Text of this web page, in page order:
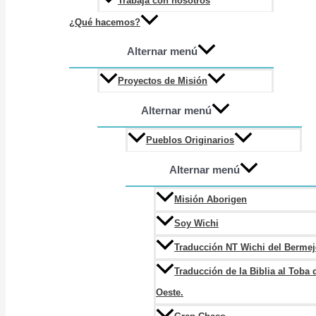
¿Qué hacemos?
Alternar menú
Proyectos de Misión
Alternar menú
Pueblos Originarios
Alternar menú
Misión Aborigen
Soy Wichi
Traducción NT Wichi del
Traducción de la Biblia al Toba
Oeste.